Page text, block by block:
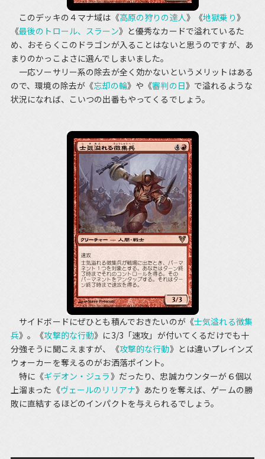
このデッキの４マナ域は《高原の狩りの達人》《地獄乗り》
《最後のトロール、スラーン》と優秀なカードで溢れているた
め、おそらくこのドラゴンが入ることはないと思うのですが、あ
まりのかっこよさに選んでしまいました。
一応ソーサリー系の除去が全く効かないというメリットはある
ので、環境の除去が《忘却の輪》や《審判の日》で溢れるような
状況になれば、こいつの出番もやってくるでしょう。
サイドボードにぜひとも積んでおきたいのが《士気溢れる徴集
兵》。《攻撃的な行動》に3/3「速攻」が付いてくるだけでも十
分強そうに聞こえますが、《攻撃的な行動》とは違いプレインズ
ウォーカーを奪えるのがお洒落ポイント。
特に《ギデオン・ジュラ》だったり、忠誠カウンターが６個以
上溜まった《ヴェールのリリアナ》あたりを奪えば、ゲームの勝
敗に直結するほどのインパクトを与えられるでしょう。